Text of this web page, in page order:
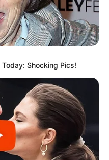
Shocking Pics!